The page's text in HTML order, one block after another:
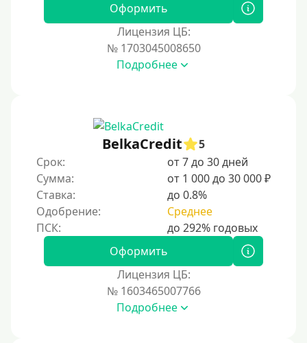
Оформить
Лицензия ЦБ:
№ 1703045008650
Подробнее
BelkaCredit
5
Срок:
от 7 до 30 дней
Сумма:
от 1 000 до 30 000 ₽
Ставка:
до 0.8%
Одобрение:
Среднее
Оформить
Лицензия ЦБ:
№ 1603465007766
Подробнее